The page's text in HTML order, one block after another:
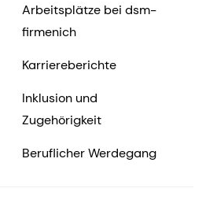
Arbeitsplätze bei dsm-
firmenich
Karriereberichte
Inklusion und
Zugehörigkeit
Beruflicher Werdegang